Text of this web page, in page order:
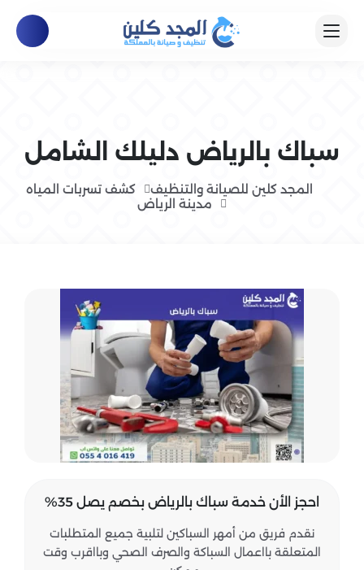
سباك بالرياض دليلك الشامل
المجد كلين للصيانة والتنظيف
كشف تسربات المياه
مدينة الرياض
احجز الأن خدمة سباك بالرياض بخصم يصل 35%
نقدم فريق من أمهر السباكين لتلبية جميع المتطلبات
المتعلقة بااعمال السباكة والصرف الصحي وبااقرب وقت